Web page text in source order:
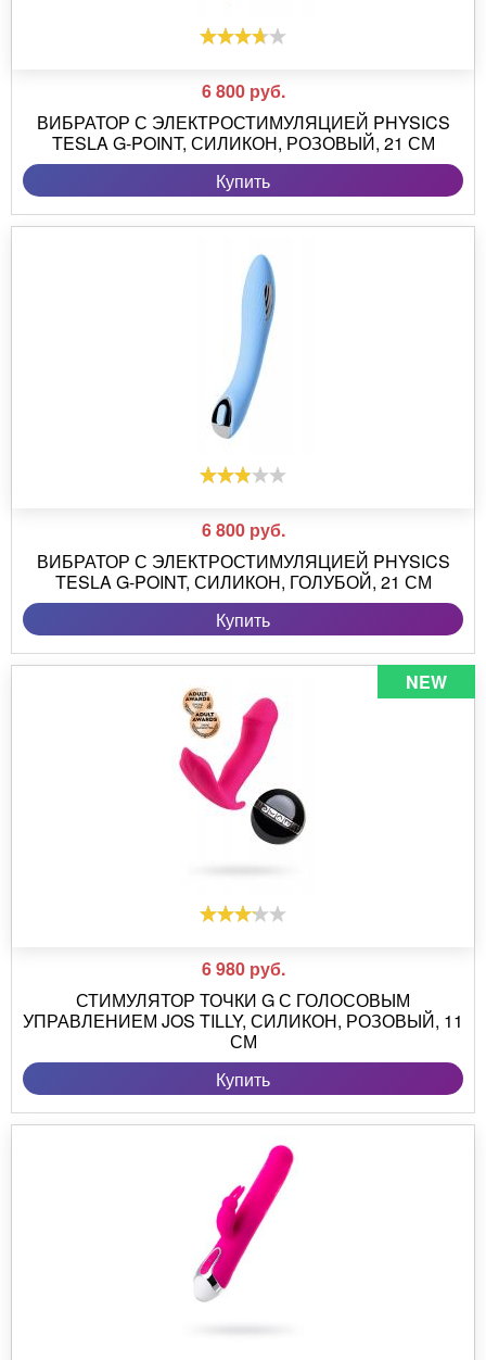
6 800 руб.
ВИБРАТОР С ЭЛЕКТРОСТИМУЛЯЦИЕЙ PHYSICS
TESLA G-POINT, СИЛИКОН, РОЗОВЫЙ, 21 СМ
Купить
6 800 руб.
ВИБРАТОР С ЭЛЕКТРОСТИМУЛЯЦИЕЙ PHYSICS
TESLA G-POINT, СИЛИКОН, ГОЛУБОЙ, 21 СМ
Купить
NEW
6 980 руб.
СТИМУЛЯТОР ТОЧКИ G С ГОЛОСОВЫМ
УПРАВЛЕНИЕМ JOS TILLY, СИЛИКОН, РОЗОВЫЙ, 11
СМ
Купить